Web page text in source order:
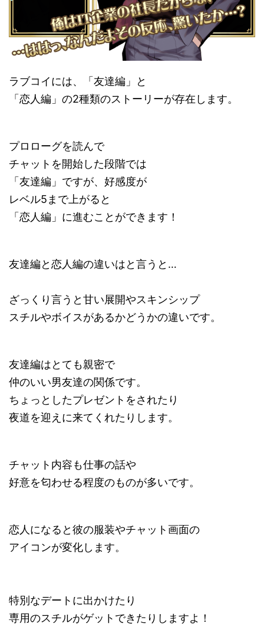
ラブコイには、「友達編」と
「恋人編」の2種類のストーリーが存在します。
プロローグを読んで
チャットを開始した段階では
「友達編」ですが、好感度が
レベル5まで上がると
「恋人編」に進むことができます！
友達編と恋人編の違いはと言うと…
ざっくり言うと甘い展開やスキンシップ
スチルやボイスがあるかどうかの違いです。
友達編はとても親密で
仲のいい男友達の関係です。
ちょっとしたプレゼントをされたり
夜道を迎えに来てくれたりします。
チャット内容も仕事の話や
好意を匂わせる程度のものが多いです。
恋人になると彼の服装やチャット画面の
アイコンが変化します。
特別なデートに出かけたり
専用のスチルがゲットできたりしますよ！